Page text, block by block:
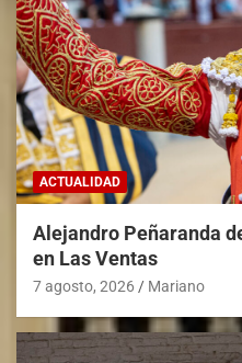
ACTUALIDAD
Alejandro Peñaranda
en Las Ventas
7 agosto, 2026 Mariano